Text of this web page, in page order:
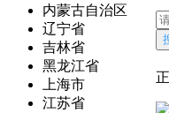
内蒙古自治区
辽宁省
吉林省
黑龙江省
上海市
江苏省